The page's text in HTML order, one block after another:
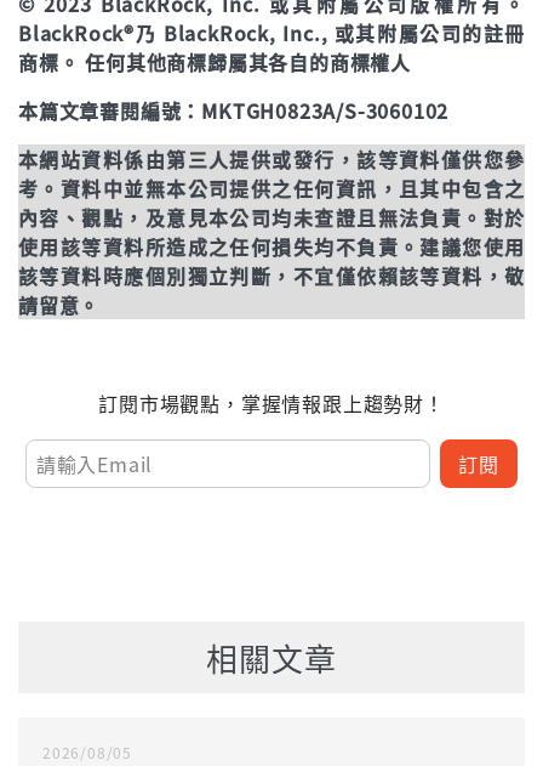
BlackRock®乃 BlackRock, Inc., 或其附屬公司的註冊
商標。 任何其他商標歸屬其各自的商標權人
本篇文章審閱編號：MKTGH0823A/S-3060102
本網站資料係由第三人提供或發行，該等資料僅供您參
考。資料中並無本公司提供之任何資訊，且其中包含之
內容、觀點，及意見本公司均未查證且無法負責。對於
使用該等資料所造成之任何損失均不負責。建議您使用
該等資料時應個別獨立判斷，不宜僅依賴該等資料，敬
請留意。
訂閱市場觀點，掌握情報跟上趨勢財！
訂閱
相關文章
2026/08/05